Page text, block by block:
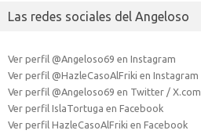
Las redes sociales del Angeloso
Ver perfil @Angeloso69 en Instagram
Ver perfil @HazleCasoAlFriki en Instagram
Ver perfil @Angeloso69 en Twitter / X.com
Ver perfil IslaTortuga en Facebook
Ver perfil HazleCasoAlFriki en Facebook